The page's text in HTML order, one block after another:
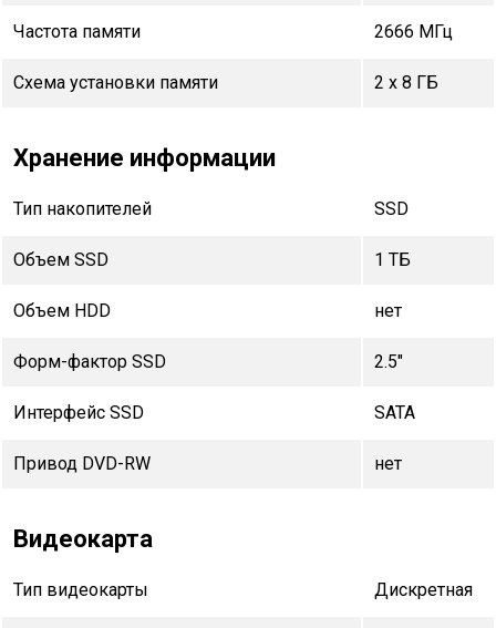
Частота памяти 2666 МГц
Схема установки памяти 2 x 8 ГБ
Хранение информации
Тип накопителей SSD
Объем SSD 1 TБ
Объем HDD нет
Форм-фактор SSD 2.5"
Интерфейс SSD SATA
Привод DVD-RW нет
Видеокарта
Тип видеокарты Дискретная